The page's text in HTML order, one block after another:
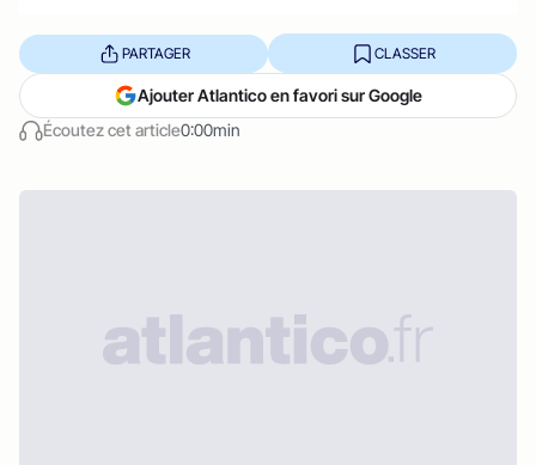
Écoutez cet article0:00min
PARTAGER CLASSER
Ajouter Atlantico en favori sur Google